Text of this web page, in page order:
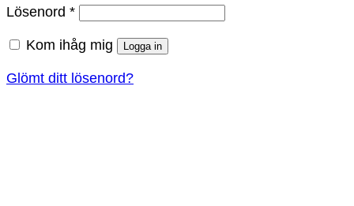
Lösenord *Obligatoriskt
Kom ihåg mig Logga in
Glömt ditt lösenord?